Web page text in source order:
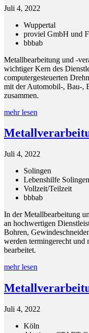
Juli 4, 2022
Wuppertal
proviel GmbH und
bbbab
Metallbearbeitung und -
wichtiger Kern des
computergesteuerten
mit der Automobil-, Bau-,
zusammen.
mehr lesen
Juli 4, 2022
Solingen
Lebenshilfe
Vollzeit/Teilzeit
bbbab
In der Metallbearbeitung
an hochwertigen
Bohren,
werden termingerecht und
bearbeitet.
mehr lesen
Juli 4, 2022
Köln